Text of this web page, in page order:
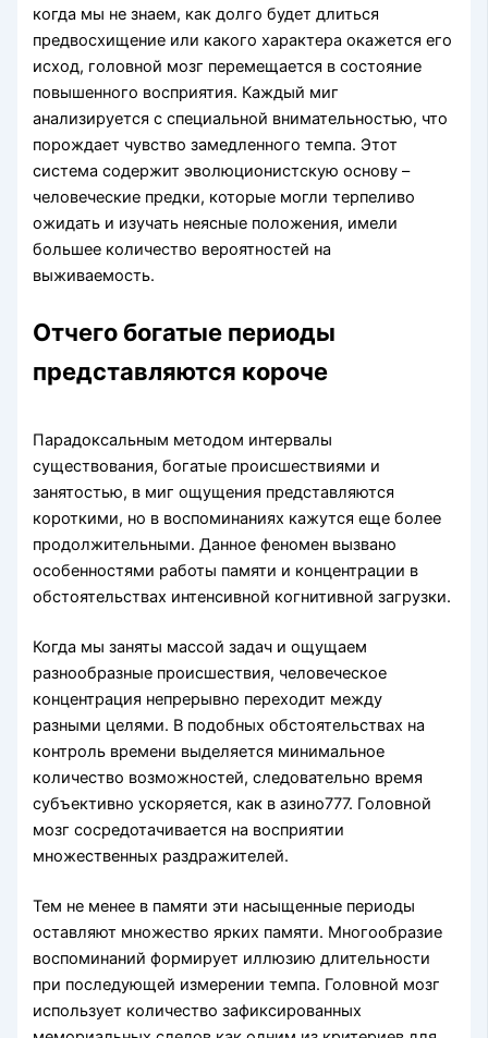
когда мы не знаем, как долго будет длиться
предвосхищение или какого характера окажется его
исход, головной мозг перемещается в состояние
повышенного восприятия. Каждый миг
анализируется с специальной внимательностью, что
порождает чувство замедленного темпа. Этот
система содержит эволюционистскую основу –
человеческие предки, которые могли терпеливо
ожидать и изучать неясные положения, имели
большее количество вероятностей на
выживаемость.
Отчего богатые периоды
представляются короче
Парадоксальным методом интервалы
существования, богатые происшествиями и
занятостью, в миг ощущения представляются
короткими, но в воспоминаниях кажутся еще более
продолжительными. Данное феномен вызвано
особенностями работы памяти и концентрации в
обстоятельствах интенсивной когнитивной загрузки.
Когда мы заняты массой задач и ощущаем
разнообразные происшествия, человеческое
концентрация непрерывно переходит между
разными целями. В подобных обстоятельствах на
контроль времени выделяется минимальное
количество возможностей, следовательно время
субъективно ускоряется, как в азино777. Головной
мозг сосредотачивается на восприятии
множественных раздражителей.
Тем не менее в памяти эти насыщенные периоды
оставляют множество ярких памяти. Многообразие
воспоминаний формирует иллюзию длительности
при последующей измерении темпа. Головной мозг
использует количество зафиксированных